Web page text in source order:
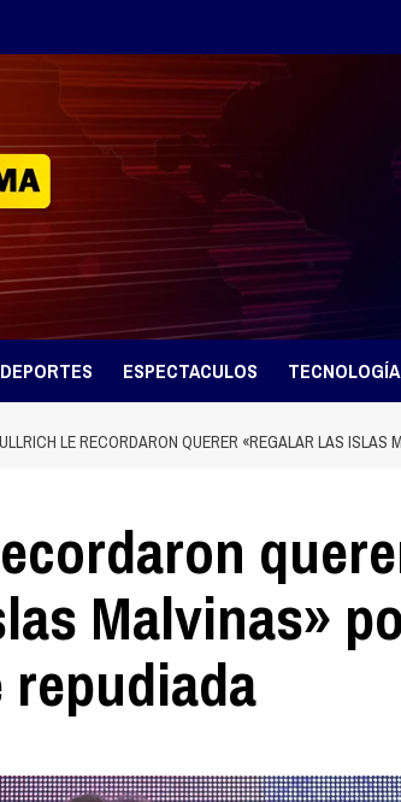
DEPORTES ESPECTACULOS TECNOLOGÍA
LE RECORDARON QUERER «REGALAR LAS ISLAS
Malvinas»